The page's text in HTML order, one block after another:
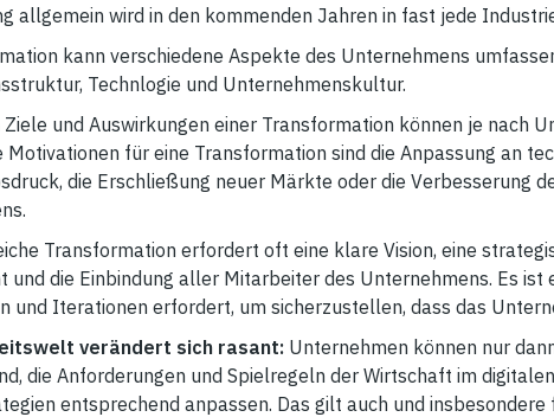
allgemein wird in den kommenden Jahren in fast jede
kann verschiedene Aspekte des Unternehmens
Technlogie und Unternehmenskultur.
Ziele und Auswirkungen einer Transformation können je nach
Motivationen für eine Transformation sind die Anpassung an
die Erschließung neuer Märkte oder die Verbesserung
Transformation erfordert oft eine klare Vision, eine
und die Einbindung aller Mitarbeiter des Unternehmens. Es ist
und Iterationen erfordert, um sicherzustellen, dass das
verändert sich rasant: Unternehmen können nur
die Anforderungen und Spielregeln der Wirtschaft im
entsprechend anpassen. Das gilt auch und